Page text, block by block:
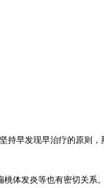
早发现早治疗的原则，
体发炎等也有密切关系